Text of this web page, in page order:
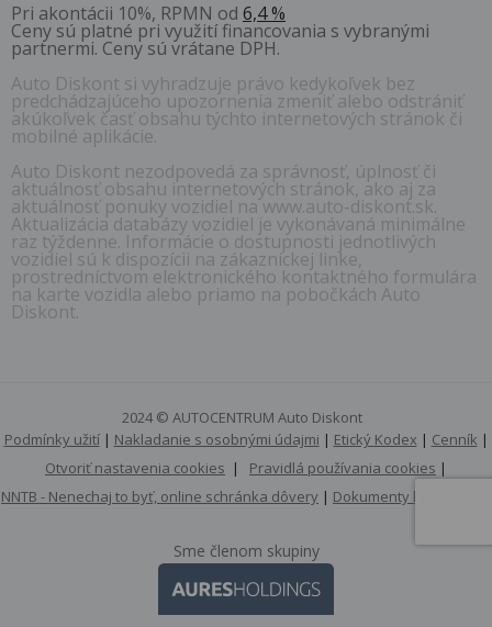
Pri akontácii 10%, RPMN od 6,4 %
Ceny sú platné pri využití financovania s vybranými
partnermi. Ceny sú vrátane DPH.
Auto Diskont si vyhradzuje právo kedykoľvek bez
predchádzajúceho upozornenia zmeniť alebo odstrániť
akúkoľvek časť obsahu týchto internetových stránok či
mobilné aplikácie.
Auto Diskont nezodpovedá za správnosť, úplnosť či
aktuálnosť obsahu internetových stránok, ako aj za
aktuálnosť ponuky vozidiel na www.auto-diskont.sk.
Aktualizácia databázy vozidiel je vykonávaná minimálne
raz týždenne. Informácie o dostupnosti jednotlivých
vozidiel sú k dispozícii na zákazníckej linke,
prostredníctvom elektronického kontaktného formulára
na karte vozidla alebo priamo na pobočkách Auto
Diskont.
2024 © AUTOCENTRUM Auto Diskont
Podmínky užití| Nakladanie s osobnými údajmi | Etický Kodex | Cenník |
Otvoriť nastavenia cookies | Pravidlá používania cookies |
NNTB - Nenechaj to byť, online schránka dôvery | Dokumenty k stiahnutiu
Sme členom skupiny